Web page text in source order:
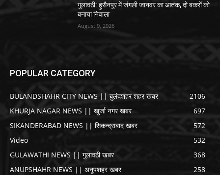
गुलावठी: हुसैनपुर में जंगली जानवर का आतंक, दो बकरों को
बनाया निवाला
August 9, 2026
POPULAR CATEGORY
BULANDSHAHR CITY NEWS || बुलंदशहर शहर खबर
2106
KHURJA NAGAR NEWS || खुर्जा नगर खबर
697
SIKANDERABAD NEWS || सिकन्द्राबाद खबर
572
Video
532
GULAWATHI NEWS || गुलावठी खबर
368
ANUPSHAHR NEWS || अनूपशहर खबर
258